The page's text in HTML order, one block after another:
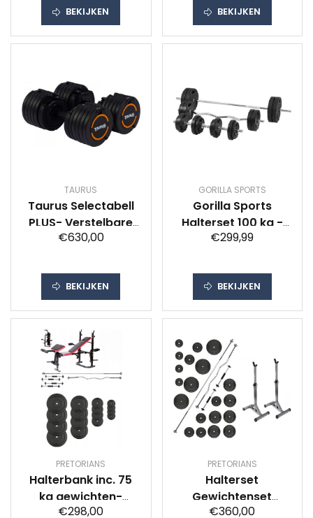
BEKIJKEN
gewichten
BEKIJKEN
TAURUS
Taurus Selectabell
PLUS- Verstelbare
Halter - 4,5 t/m 25
dumbbells –
Dumbbell –
Dumbbell - dumbell
-
€630,00
BEKIJKEN
GORILLA SPORTS
Gorilla Sports
Halterset 100 kg -
Gripper Kunststof -
€299,99
BEKIJKEN
PRETORIANS
Halterbank inc. 75
kg gewichten-
Sportbank -
€298,00
PRETORIANS
Halterset
Gewichtenset
Fitness Dumbbell inc
€360,00